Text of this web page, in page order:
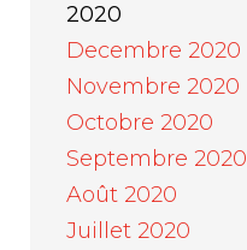
2020
Decembre 2020
Novembre 2020
Octobre 2020
Septembre 2020
Août 2020
Juillet 2020